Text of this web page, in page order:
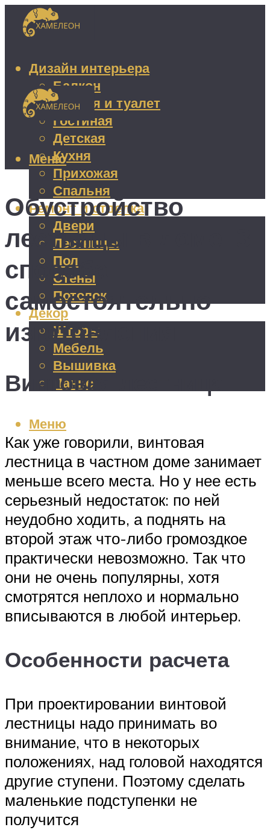
Дизайн интерьера
Балкон
Ванная и туалет
Гостиная
Детская
Кухня
Прихожая
Спальня
Ремонт и отделка
Двери
Лестницы
Пол
Стены
Потолок
Декор
Шторы
Мебель
Вышивка
Панно
Меню
Меню
Обустройство
лестницы в доме: 3
способа
самостоятельно
изготовления
Винтовая лестница
Как уже говорили, винтовая
лестница в частном доме занимает
меньше всего места. Но у нее есть
серьезный недостаток: по ней
неудобно ходить, а поднять на
второй этаж что-либо громоздкое
практически невозможно. Так что
они не очень популярны, хотя
смотрятся неплохо и нормально
вписываются в любой интерьер.
Особенности расчета
При проектировании винтовой
лестницы надо принимать во
внимание, что в некоторых
положениях, над головой находятся
другие ступени. Поэтому сделать
маленькие подступенки не
получится